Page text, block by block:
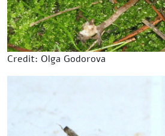
Credit: Olga Godorova